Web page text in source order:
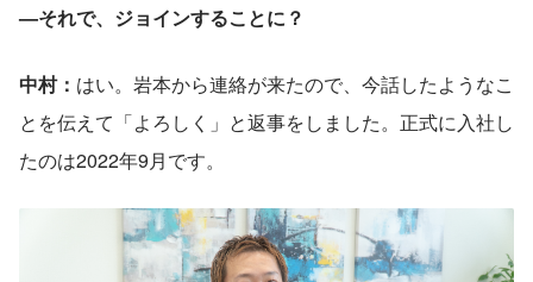
—それで、ジョインすることに？
中村： はい。岩本から連絡が来たので、今話したようなこ
とを伝えて「よろしく」と返事をしました。正式に入社し
たのは2022年9月です。